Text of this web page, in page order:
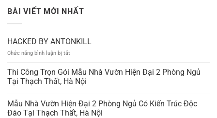
BÀI VIẾT MỚI NHẤT
HACKED BY ANTONKILL
Chức năng bình luận bị tắt
BY
ANTONKILL
Thi Công Trọn Gói Mẫu Nhà Vườn Hiện Đại 2 Phòng Ngủ
Tại Thạch Thất, Hà Nội
Mẫu Nhà Vườn Hiện Đại 2 Phòng Ngủ Có Kiến Trúc Độc
Đáo Tại Thạch Thất, Hà Nội